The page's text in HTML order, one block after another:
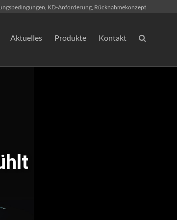
KD-Anforderung, Rücknahmekonzept
Aktuelles Produkte Kontakt